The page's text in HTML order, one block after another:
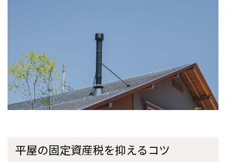
平屋の固定資産税を抑えるコツ